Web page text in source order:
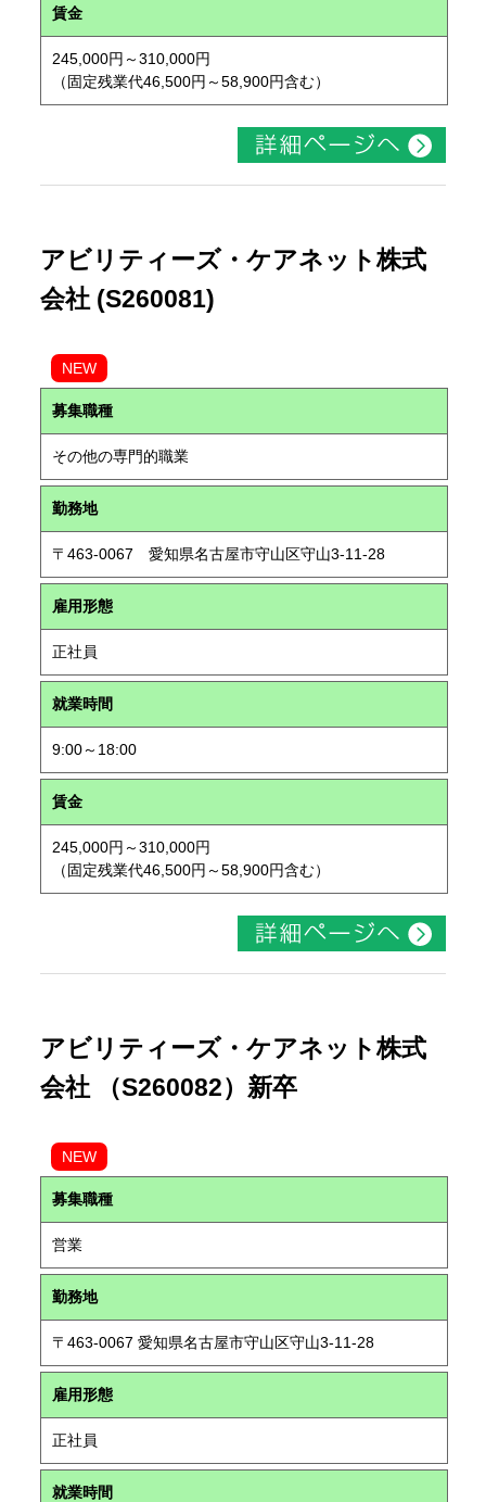
賃金
245,000円～310,000円
（固定残業代46,500円～58,900円含む）
アビリティーズ・ケアネット株式
会社 (S260081)
NEW
募集職種
その他の専門的職業
勤務地
〒463-0067 愛知県名古屋市守山区守山3-11-28
雇用形態
正社員
就業時間
9:00～18:00
賃金
245,000円～310,000円
（固定残業代46,500円～58,900円含む）
アビリティーズ・ケアネット株式
会社 （S260082）新卒
NEW
募集職種
営業
勤務地
〒463-0067 愛知県名古屋市守山区守山3-11-28
雇用形態
正社員
就業時間